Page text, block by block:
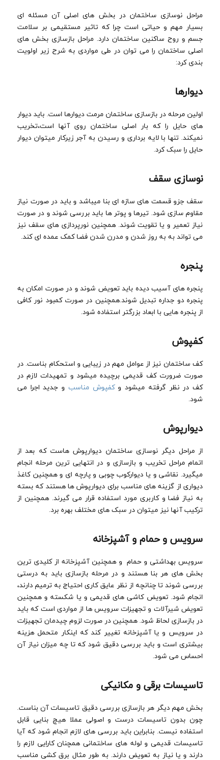
مراحل نوسازی ساختمان در بخش های اصلی آن مسئله ای
بسیار مهم و حیاتی است چرا که تاثیر مستقیمی بر سلامت
جسم و روح ساکنین ساختمان دارد. مراحل بازسازی بخش های
اصلی ساختمان را می توان در طی مواردی به شرح زیر اولویت
بندی کرد:
دیوارها
اولین مرحله در بازسازی ساختمان مرمت دیوارها است. باید دیوار
های حایل را که بار اصلی ساختمان روی آنها است،تخریب
نمیکند. تنها با لایه برداری و رسیدن به آجر زیرکار میتوان دیوار
حایل را سبک کرد.
نوسازی سقف
سقف جزو قسمت های سازه ای بنا میباشد و باید در صورت نیاز
مقاوم سازی شود. تیرها و پوتر ها باید بررسی شوند و در صورت
نیاز تعمیر و یا تقویت شوند. همچنین نورپردازی های سقف نیز
می تواند به به روز شدن و مدرن شدن فضا کمک عمده ای کند.
پنجره
پنجره های آسیب دیده باید تعویض شوند و در صورت امکان به
پنجره دو جداره تبدیل شوند.همچنین در صورت کمبود نور کافی
از پنجره هایی با ابعاد بزرگتر استفاده شود.
کفپوش
کف ساختمان نیز از عوامل مهم در زیبایی و استحکام بناست. در
صورت ضرورت کف قدیمی برچیده میشود و تمهیدات لازم در
کف در نظر گرفته میشود وکفپوش مناسب و جدید اجرا می
شود.
دیوارپوش
از مراحل دیگر نوسازی ساختمان دیوارپوش هاست که بعد از
اتمام مراحل تخریب و بازسازی و در انتهایی ترین مرحله انجام
میگیرد. نقاشی و یا دیوارکوب چوبی و پارچه ای و همچنین کاغذ
دیواری از گزینه های مناسب برای دیوارپوش ها هستند که بسته
به نیاز فضا و کاربری مورد استفاده قرار می گیرند. همچنین از
ترکیب آنها نیز میتوان در سبک های مختلف بهره برد.
سرویس و حمام و آشپزخانه
سرویس بهداشتی و حمام و همچنین آشپزخانه از کلیدی ترین
بخش های هر بنا هستند و در مرحله بازسازی باید به درستی
بررسی شوند تا چنانچه از نظر عایق کاری احتیاج به ترمیم دارند،
انجام شود. تعویض کاشی های قدیمی و یا شکسته و همچنین
تعویض شیرآلات و تجهیزات سرویس ها از مواردی است که باید
در بازسازی لحاظ شود. همچنین در صورت لزوم چیدمان تجهیزات
در سرویس و یا آشپزخانه تغییر کند که اینکار متحمل هزینه
بیشتری است و باید بررسی دقیق شود که تا چه میزان نیاز آن
احساس می شود.
تاسیسات برقی و مکانیکی
بخش مهم دیگر هر بازسازی بررسی دقیق تاسیسات آن بناست.
چون بدون تاسیسات درست و اصولی عملا هیچ بنایی قابل
استفاده نیست. بنابراین باید بررسی های لازم انجام شود که آیا
تاسیسات قدیمی و لوله های ساختمانی همچنان کارایی لازم را
دارند و یا نیاز به تعویض دارند. به طور مثال برق کشی مناسب